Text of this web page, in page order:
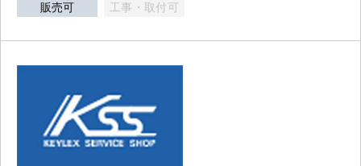
販売可 工事・取付可